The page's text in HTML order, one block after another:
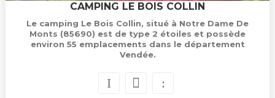
CAMPING LE BOIS COLLIN
Le camping Le Bois Collin, situé à Notre Dame De
Monts (85690) est de type 2 étoiles et possède
environ 55 emplacements dans le département
Vendée.